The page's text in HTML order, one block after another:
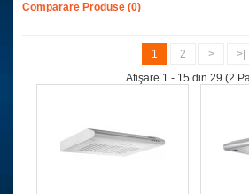
Comparare Produse (0)
1 2 >
>|
Afişare 1 - 15 din 29 (2